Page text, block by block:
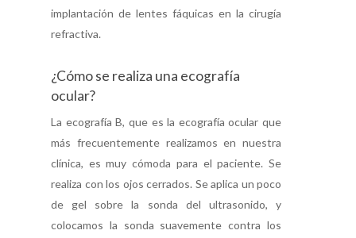
implantación de lentes fáquicas en la cirugía
refractiva.
¿Cómo se realiza una ecografía
ocular?
La ecografía B, que es la ecografía ocular que
más frecuentemente realizamos en nuestra
clínica, es muy cómoda para el paciente. Se
realiza con los ojos cerrados. Se aplica un poco
de gel sobre la sonda del ultrasonido, y
colocamos la sonda suavemente contra los